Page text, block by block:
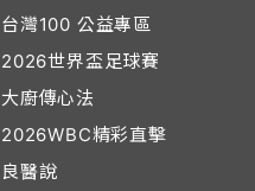
台灣100 公益專區
2026世界盃足球賽
大廚傳心法
2026WBC精彩直擊
良醫說